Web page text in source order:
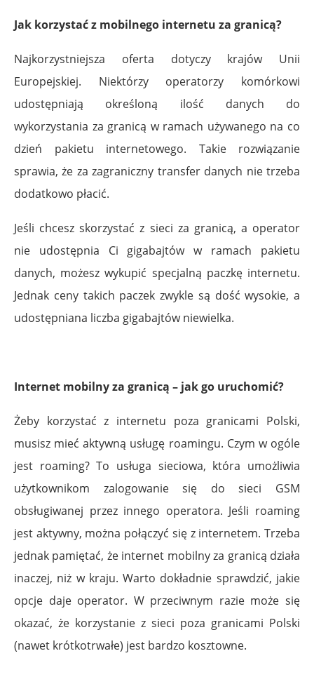
Jak korzystać z mobilnego internetu za granicą?
Najkorzystniejsza oferta dotyczy krajów Unii
Europejskiej. Niektórzy operatorzy komórkowi
udostępniają określoną ilość danych do
wykorzystania za granicą w ramach używanego na co
dzień pakietu internetowego. Takie rozwiązanie
sprawia, że za zagraniczny transfer danych nie trzeba
dodatkowo płacić.
Jeśli chcesz skorzystać z sieci za granicą, a operator
nie udostępnia Ci gigabajtów w ramach pakietu
danych, możesz wykupić specjalną paczkę internetu.
Jednak ceny takich paczek zwykle są dość wysokie, a
udostępniana liczba gigabajtów niewielka.
Internet mobilny za granicą – jak go uruchomić?
Żeby korzystać z internetu poza granicami Polski,
musisz mieć aktywną usługę roamingu. Czym w ogóle
jest roaming? To usługa sieciowa, która umożliwia
użytkownikom zalogowanie się do sieci GSM
obsługiwanej przez innego operatora. Jeśli roaming
jest aktywny, można połączyć się z internetem. Trzeba
jednak pamiętać, że internet mobilny za granicą działa
inaczej, niż w kraju. Warto dokładnie sprawdzić, jakie
opcje daje operator. W przeciwnym razie może się
okazać, że korzystanie z sieci poza granicami Polski
(nawet krótkotrwałe) jest bardzo kosztowne.